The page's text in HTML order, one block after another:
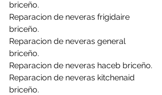
briceño.
Reparacion de neveras frigidaire
briceño.
Reparacion de neveras general
briceño.
Reparacion de neveras haceb briceño.
Reparacion de neveras kitchenaid
briceño.